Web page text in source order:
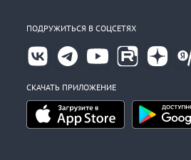
ПОДРУЖИТЬСЯ В СОЦСЕТЯХ
СКАЧАТЬ ПРИЛОЖЕНИЕ